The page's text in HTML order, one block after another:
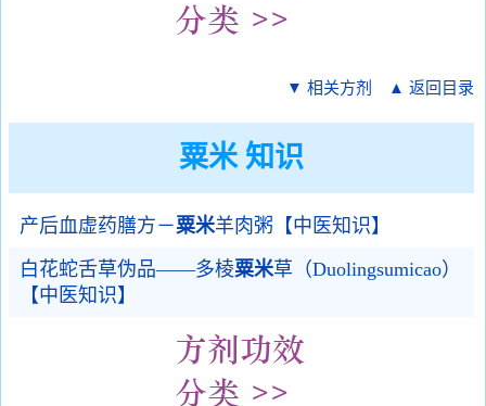
▼ 相关方剂 ▲ 返回目录
粟米 知识
产后血虚药膳方－粟米羊肉粥【中医知识】
白花蛇舌草伪品——多棱粟米草（Duolingsumicao）
【中医知识】